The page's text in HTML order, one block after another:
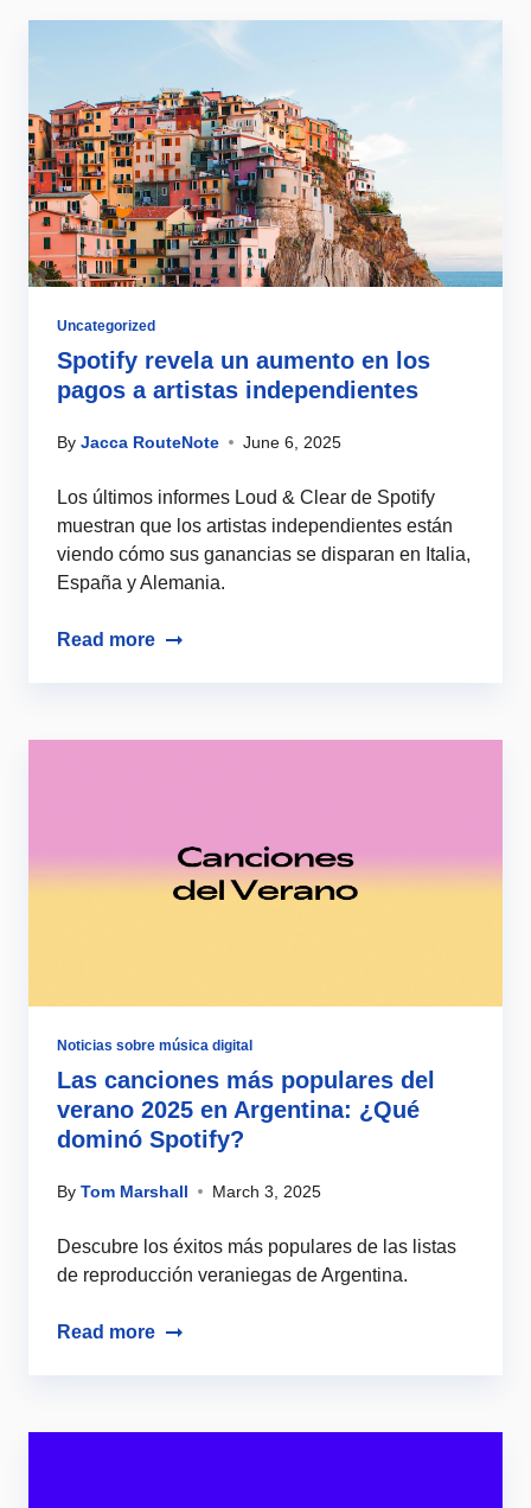
Uncategorized
Spotify revela un aumento en los
pagos a artistas independientes
By Jacca RouteNote June 6, 2025
Los últimos informes Loud & Clear de Spotify
muestran que los artistas independientes están
viendo cómo sus ganancias se disparan en Italia,
España y Alemania.
Read more
Noticias sobre música digital
Las canciones más populares del
verano 2025 en Argentina: ¿Qué
dominó Spotify?
By Tom Marshall March 3, 2025
Descubre los éxitos más populares de las listas
de reproducción veraniegas de Argentina.
Read more